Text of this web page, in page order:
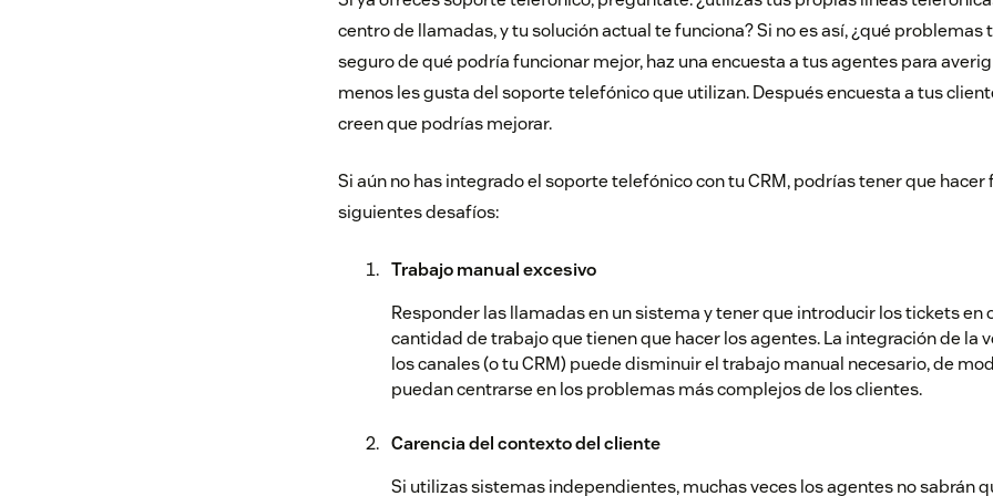
centro de llamadas, y tu solución actual te funciona? Si no es así, ¿qué problemas
seguro de qué podría funcionar mejor, haz una encuesta a tus agentes para
menos les gusta del soporte telefónico que utilizan. Después encuesta a tus
creen que podrías mejorar.
Si aún no has integrado el soporte telefónico con tu CRM, podrías tener que hacer
siguientes desafíos:
Trabajo manual excesivo
Responder las llamadas en un sistema y tener que introducir los tickets en
cantidad de trabajo que tienen que hacer los agentes. La integración de la
los canales (o tu CRM) puede disminuir el trabajo manual necesario, de
puedan centrarse en los problemas más complejos de los clientes.
Carencia del contexto del cliente
Si utilizas sistemas independientes, muchas veces los agentes no sabrán